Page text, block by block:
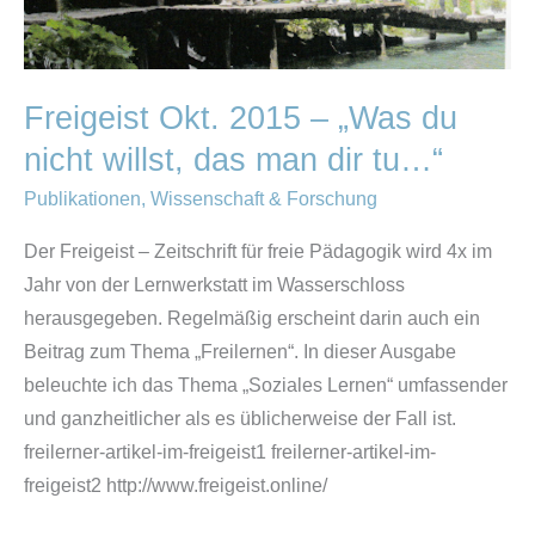
Freigeist Okt. 2015 – „Was du
nicht willst, das man dir tu…“
Publikationen, Wissenschaft & Forschung
Der Freigeist – Zeitschrift für freie Pädagogik wird 4x im
Jahr von der Lernwerkstatt im Wasserschloss
herausgegeben. Regelmäßig erscheint darin auch ein
Beitrag zum Thema „Freilernen“. In dieser Ausgabe
beleuchte ich das Thema „Soziales Lernen“ umfassender
und ganzheitlicher als es üblicherweise der Fall ist.
freilerner-artikel-im-freigeist1 freilerner-artikel-im-
freigeist2 http://www.freigeist.online/
du
nicht
das
man
dir